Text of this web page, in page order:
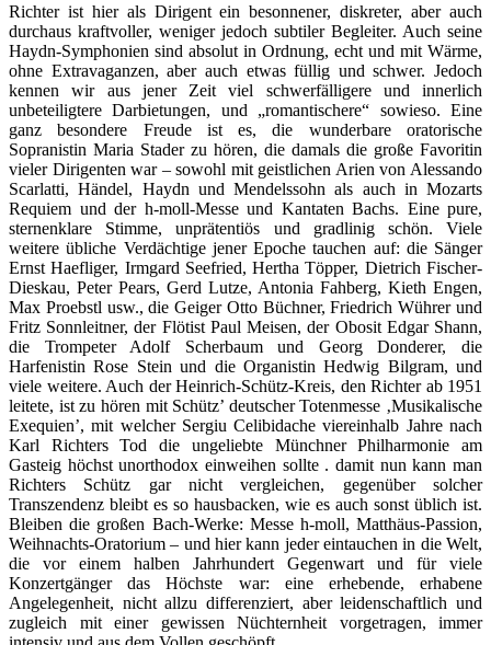
Richter ist hier als Dirigent ein besonnener, diskreter, aber auch
durchaus kraftvoller, weniger jedoch subtiler Begleiter. Auch seine
Haydn-Symphonien sind absolut in Ordnung, echt und mit Wärme,
ohne Extravaganzen, aber auch etwas füllig und schwer. Jedoch
kennen wir aus jener Zeit viel schwerfälligere und innerlich
unbeteiligtere Darbietungen, und „romantischere“ sowieso. Eine
ganz besondere Freude ist es, die wunderbare oratorische
Sopranistin Maria Stader zu hören, die damals die große Favoritin
vieler Dirigenten war – sowohl mit geistlichen Arien von Alessando
Scarlatti, Händel, Haydn und Mendelssohn als auch in Mozarts
Requiem und der h-moll-Messe und Kantaten Bachs. Eine pure,
sternenklare Stimme, unprätentiös und gradlinig schön. Viele
weitere übliche Verdächtige jener Epoche tauchen auf: die Sänger
Ernst Haefliger, Irmgard Seefried, Hertha Töpper, Dietrich Fischer-
Dieskau, Peter Pears, Gerd Lutze, Antonia Fahberg, Kieth Engen,
Max Proebstl usw., die Geiger Otto Büchner, Friedrich Wührer und
Fritz Sonnleitner, der Flötist Paul Meisen, der Obosit Edgar Shann,
die Trompeter Adolf Scherbaum und Georg Donderer, die
Harfenistin Rose Stein und die Organistin Hedwig Bilgram, und
viele weitere. Auch der Heinrich-Schütz-Kreis, den Richter ab 1951
leitete, ist zu hören mit Schütz’ deutscher Totenmesse ‚Musikalische
Exequien’, mit welcher Sergiu Celibidache viereinhalb Jahre nach
Karl Richters Tod die ungeliebte Münchner Philharmonie am
Gasteig höchst unorthodox einweihen sollte . damit nun kann man
Richters Schütz gar nicht vergleichen, gegenüber solcher
Transzendenz bleibt es so hausbacken, wie es auch sonst üblich ist.
Bleiben die großen Bach-Werke: Messe h-moll, Matthäus-Passion,
Weihnachts-Oratorium – und hier kann jeder eintauchen in die Welt,
die vor einem halben Jahrhundert Gegenwart und für viele
Konzertgänger das Höchste war: eine erhebende, erhabene
Angelegenheit, nicht allzu differenziert, aber leidenschaftlich und
zugleich mit einer gewissen Nüchternheit vorgetragen, immer